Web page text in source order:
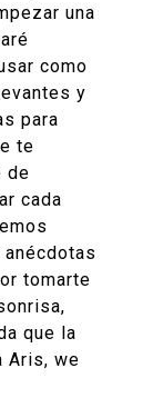
una
como
y
para
te
de
cada
tomarte
que la
Aris, we